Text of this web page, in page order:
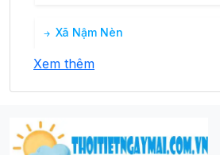
Xã Nậm Nèn
Xem thêm